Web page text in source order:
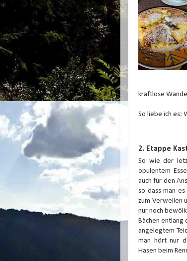
kraftlose
So liebe ich es:
2. Etappe
So wie der
opulentem
auch für den
so dass man
zum Verweilen
nur noch
Bächen entlang
angelegtem
man hört nur
Hasen beim